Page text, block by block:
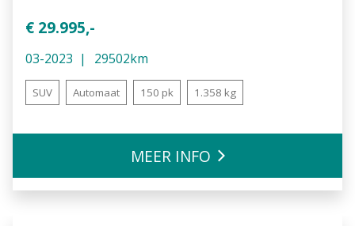
€ 29.995,-
03-2023 29502km
SUV Automaat 150 pk 1.358 kg
MEER INFO